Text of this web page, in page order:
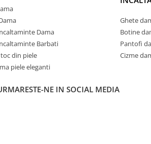
Dama
Barbati
din piele
piele eleganti
Ghete
Botine
Pantofi
Cizme
NE IN SOCIAL MEDIA